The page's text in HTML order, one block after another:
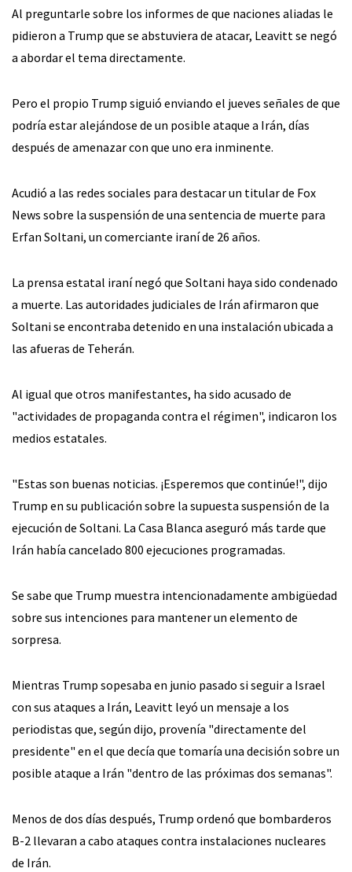
Al preguntarle sobre los informes de que naciones aliadas le
pidieron a Trump que se abstuviera de atacar, Leavitt se negó
a abordar el tema directamente.
Pero el propio Trump siguió enviando el jueves señales de que
podría estar alejándose de un posible ataque a Irán, días
después de amenazar con que uno era inminente.
Acudió a las redes sociales para destacar un titular de Fox
News sobre la suspensión de una sentencia de muerte para
Erfan Soltani, un comerciante iraní de 26 años.
La prensa estatal iraní negó que Soltani haya sido condenado
a muerte. Las autoridades judiciales de Irán afirmaron que
Soltani se encontraba detenido en una instalación ubicada a
las afueras de Teherán.
Al igual que otros manifestantes, ha sido acusado de
"actividades de propaganda contra el régimen", indicaron los
medios estatales.
"Estas son buenas noticias. ¡Esperemos que continúe!", dijo
Trump en su publicación sobre la supuesta suspensión de la
ejecución de Soltani. La Casa Blanca aseguró más tarde que
Irán había cancelado 800 ejecuciones programadas.
Se sabe que Trump muestra intencionadamente ambigüedad
sobre sus intenciones para mantener un elemento de
sorpresa.
Mientras Trump sopesaba en junio pasado si seguir a Israel
con sus ataques a Irán, Leavitt leyó un mensaje a los
periodistas que, según dijo, provenía "directamente del
presidente" en el que decía que tomaría una decisión sobre un
posible ataque a Irán "dentro de las próximas dos semanas".
Menos de dos días después, Trump ordenó que bombarderos
B-2 llevaran a cabo ataques contra instalaciones nucleares
de Irán.